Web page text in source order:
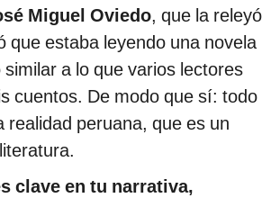
Miguel Oviedo, que la releyó
que estaba leyendo una novela
a lo que varios lectores
cuentos. De modo que sí: todo
realidad peruana, que es un
clave en tu narrativa,